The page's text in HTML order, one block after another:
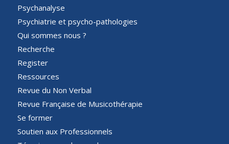
Psychanalyse
Psychiatrie et psycho-pathologies
Qui sommes nous ?
Recherche
Register
Ressources
Revue du Non Verbal
Revue Française de Musicothérapie
Se former
Soutien aux Professionnels